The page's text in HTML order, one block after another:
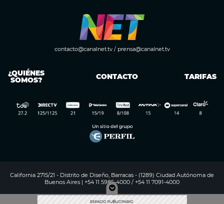
contacto@canalnet.tv/ prensa@canalnet.tv
¿QUIÉNES
SOMOS? CONTACTO TARIFAS
California 2715/21 - Distrito de Diseño, Barracas - (1289) Ciudad Autónoma de
Buenos Aires | +54 11 5985-4000 / +54 11 7091-4000